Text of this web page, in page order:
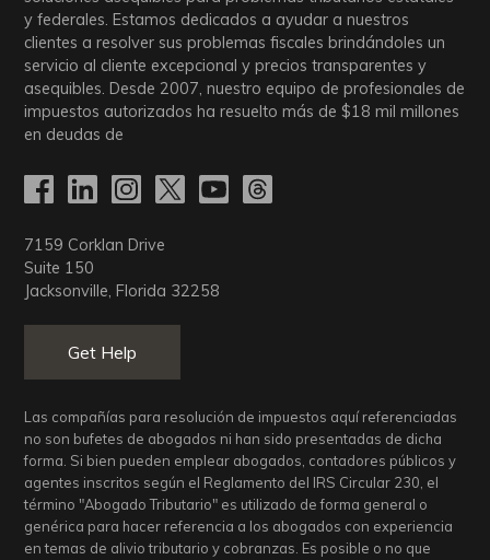
y federales. Estamos dedicados a ayudar a nuestros
clientes a resolver sus problemas fiscales brindándoles un
servicio al cliente excepcional y precios transparentes y
asequibles. Desde 2007, nuestro equipo de profesionales de
impuestos autorizados ha resuelto más de$18 mil millones
en deudas de
7159 Corklan Drive
Suite 150
Jacksonville, Florida 32258
Get Help
Las compañías para resolución de impuestos aquí referenciadas
no son bufetes de abogados ni han sido presentadas de dicha
forma. Si bien pueden emplear abogados, contadores públicos y
agentes inscritos según el Reglamento del IRS Circular 230, el
término "Abogado Tributario" es utilizado de forma general o
genérica para hacer referencia a los abogados con experiencia
en temas de alivio tributario y cobranzas. Es posible o no que